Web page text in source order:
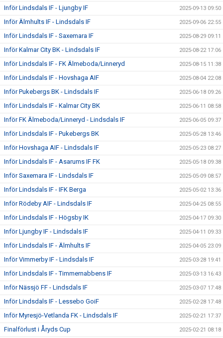
Inför Lindsdals IF - Ljungby IF 2025-09-13 09:50
Inför Älmhults IF - Lindsdals IF 2025-09-06 22:55
Inför Lindsdals IF - Saxemara IF 2025-08-29 09:11
Inför Kalmar City BK - Lindsdals IF 2025-08-22 17:06
Inför Lindsdals IF - FK Älmeboda/Linneryd 2025-08-15 11:38
Inför Lindsdals IF - Hovshaga AIF 2025-08-04 22:08
Inför Pukebergs BK - Lindsdals IF 2025-06-18 09:26
Inför Lindsdals IF - Kalmar City BK 2025-06-11 08:58
Inför FK Älmeboda/Linneryd - Lindsdals IF 2025-06-05 09:37
Inför Lindsdals IF - Pukebergs BK 2025-05-28 13:46
Inför Hovshaga AIF - Lindsdals IF 2025-05-23 08:27
Inför Lindsdals IF - Asarums IF FK 2025-05-18 09:38
Inför Saxemara IF - Lindsdals IF 2025-05-09 08:57
Inför Lindsdals IF - IFK Berga 2025-05-02 13:36
Inför Rödeby AIF - Lindsdals IF 2025-04-25 08:55
Inför Lindsdals IF - Högsby IK 2025-04-17 09:30
Inför Ljungby IF - Lindsdals IF 2025-04-11 09:33
Inför Lindsdals IF - Älmhults IF 2025-04-05 23:09
Inför Vimmerby IF - Lindsdals IF 2025-03-28 19:41
Inför Lindsdals IF - Timmernabbens IF 2025-03-13 16:43
Inför Nässjö FF - Lindsdals IF 2025-03-07 17:48
Inför Lindsdals IF - Lessebo GoiF 2025-02-28 17:48
Inför Myresjö-Vetlanda FK - Lindsdals IF 2025-02-21 17:37
Finalförlust i Åryds Cup 2025-02-21 08:18